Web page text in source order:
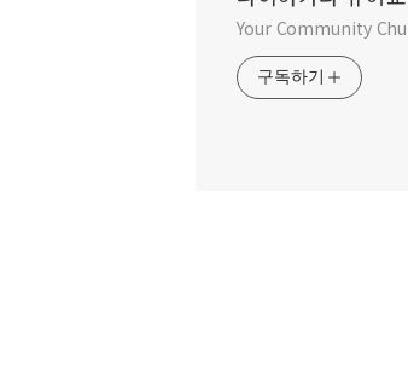
Your Community
구독하기